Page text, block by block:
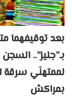
بعد توقيفهما
بـ”جليز”.. السجن
لممتهنَي سرقة
بمراكش